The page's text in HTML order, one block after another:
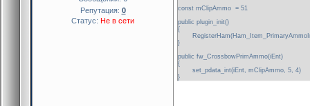
Репутация: 0
Статус: Не в сети
const mClipAmmo = 51
public plugin_init()
{
}
public fw_CrossbowPrimAmmo(iEnt)
{
set_pdata_int(iEnt, mClipAmmo, 5, 4)
}